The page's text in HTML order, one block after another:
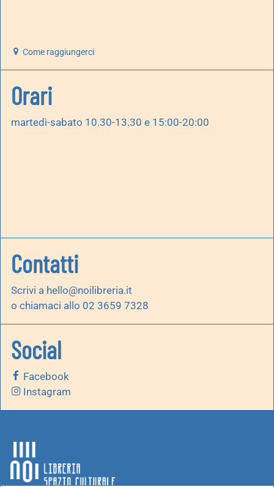
Come raggiungerci
Orari
martedì-sabato 10.30-13.30 e 15:00-20:00
Contatti
Scrivi a hello@noilibreria.it
o chiamaci allo 02 3659 7328
Social
Facebook
Instagram